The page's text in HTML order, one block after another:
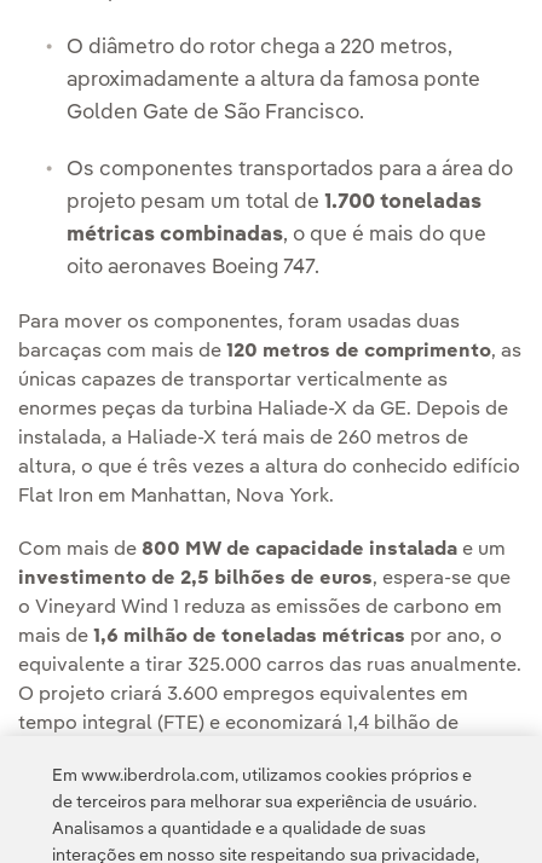
O diâmetro do rotor chega a 220 metros,
aproximadamente a altura da famosa ponte
Golden Gate de São Francisco.
Os componentes transportados para a área do
projeto pesam um total de 1.700 toneladas
métricas combinadas, o que é mais do que
oito aeronaves Boeing 747.
Para mover os componentes, foram usadas duas
barcaças com mais de 120 metros de comprimento, as
únicas capazes de transportar verticalmente as
enormes peças da turbina Haliade-X da GE. Depois de
instalada, a Haliade-X terá mais de 260 metros de
altura, o que é três vezes a altura do conhecido edifício
Flat Iron em Manhattan, Nova York.
Com mais de 800 MW de capacidade instalada e um
investimento de 2,5 bilhões de euros, espera-se que
o Vineyard Wind 1 reduza as emissões de carbono em
mais de 1,6 milhão de toneladas métricas por ano, o
equivalente a tirar 325.000 carros das ruas anualmente.
O projeto criará 3.600 empregos equivalentes em
tempo integral (FTE) e economizará 1,4 bilhão de
operação.
Em www.iberdrola.com, utilizamos cookies próprios e
de terceiros para melhorar sua experiência de usuário.
Analisamos a quantidade e a qualidade de suas
interações em nosso site respeitando sua privacidade,